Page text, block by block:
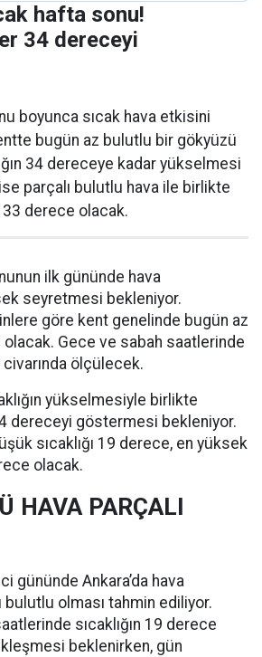
hafta sonu!
34 dereceyi
boyunca sıcak hava etkisini
bugün az bulutlu bir gökyüzü
34 dereceye kadar yükselmesi
parçalı bulutlu hava ile birlikte
33 derece olacak.
ilk gününde hava
seyretmesi bekleniyor.
göre kent genelinde bugün az
olacak. Gece ve sabah saatlerinde
ölçülecek.
yükselmesiyle birlikte
dereceyi göstermesi bekleniyor.
sıcaklığı 19 derece, en yüksek
olacak.
HAVA PARÇALI
gününde Ankara’da hava
bulutlu olması tahmin ediliyor.
sıcaklığın 19 derece
beklenirken, gün